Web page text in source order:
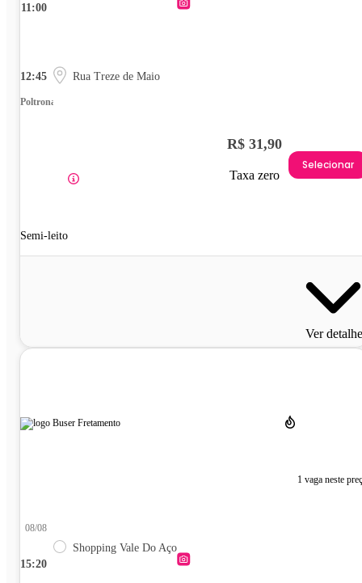
11:00
12:45 Rua Treze de Maio
Poltrona
Semi-leito
R$ 31,90
Taxa zero
Selecionar
Ver
1 vaga neste
15:20
08/08
Shopping Vale Do Aço